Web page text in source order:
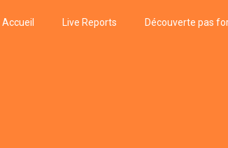
Accueil Live Reports Découverte pas